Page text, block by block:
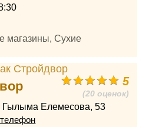
магазины, Сухие
5
(20 оценок)
Гылыма Елемесова, 53